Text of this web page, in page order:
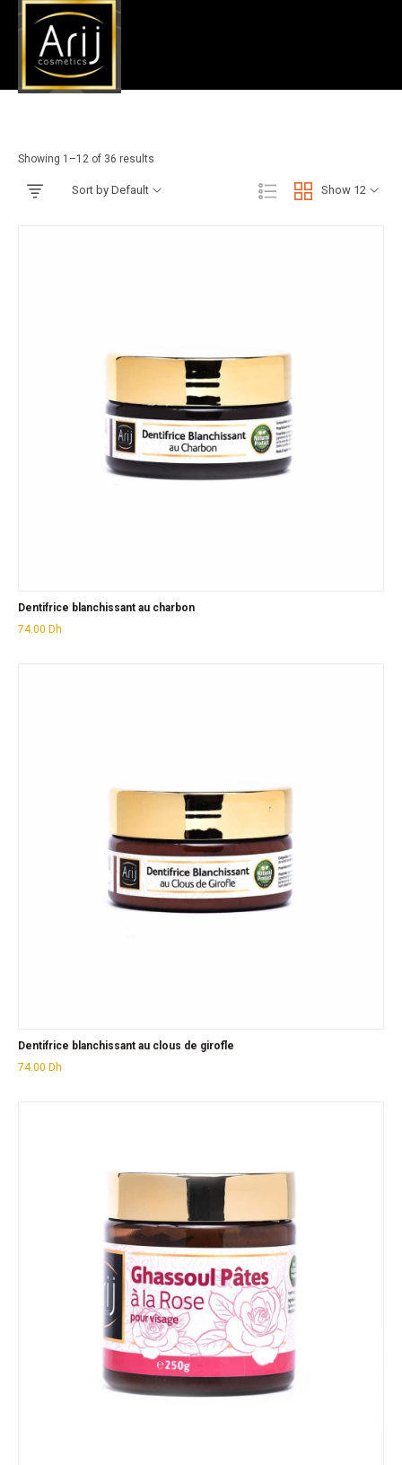
Showing 1–12 of 36 results
Show 12
Sort by Default
Dentifrice blanchissant au charbon
74.00 Dh
Dentifrice blanchissant au clous de girofle
74.00 Dh